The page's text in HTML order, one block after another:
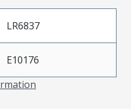
LR6837
E10176